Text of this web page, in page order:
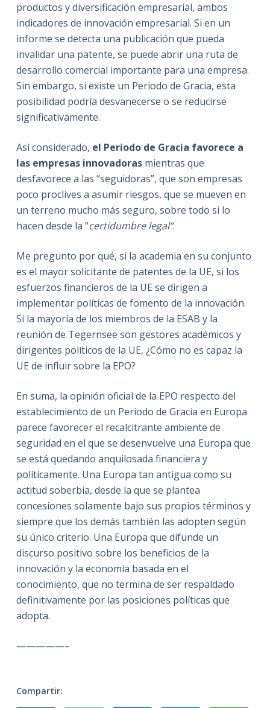
productos y diversificación empresarial, ambos
indicadores de innovación empresarial. Si en un
informe se detecta una publicación que pueda
invalidar una patente, se puede abrir una ruta de
desarrollo comercial importante para una empresa.
Sin embargo, si existe un Periodo de Gracia, esta
posibilidad podría desvanecerse o se reducirse
significativamente.
Así considerado, el Periodo de Gracia favorece a
las empresas innovadorasmientras que
desfavorece a las “seguidoras”, que son empresas
poco proclives a asumir riesgos, que se mueven en
un terreno mucho más seguro, sobre todo si lo
hacen desde la “certidumbre legal”.
Me pregunto por qué, si la academia en su conjunto
es el mayor solicitante de patentes de la UE, si los
esfuerzos financieros de la UE se dirigen a
implementar políticas de fomento de la innovación.
Si la mayoría de los miembros de la ESAB y la
reunión de Tegernsee son gestores académicos y
dirigentes políticos de la UE, ¿Cómo no es capaz la
UE de influir sobre la EPO?
En suma, la opinión oficial de la EPO respecto del
establecimiento de un Periodo de Gracia en Europa
parece favorecer el recalcitrante ambiente de
seguridad en el que se desenvuelve una Europa que
se está quedando anquilosada financiera y
políticamente. Una Europa tan antigua como su
actitud soberbia, desde la que se plantea
concesiones solamente bajo sus propios términos y
siempre que los demás también las adopten según
su único criterio. Una Europa que difunde un
discurso positivo sobre los beneficios de la
innovación y la economía basada en el
conocimiento, que no termina de ser respaldado
definitivamente por las posiciones políticas que
adopta.
—————–
Compartir: